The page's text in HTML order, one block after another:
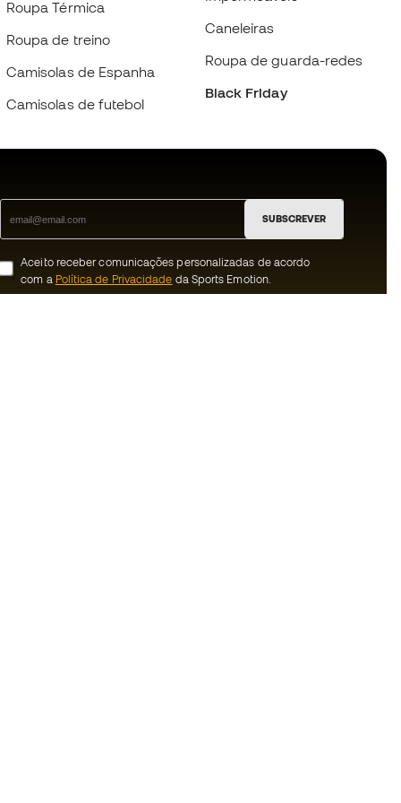
Roupa Térmica
Roupa de treino
Camisolas de Espanha
Camisolas de futebol
Caneleiras
Roupa de guarda-redes
Black Friday
SUBSCREVER
Aceito receber comunicações personalizadas de acordo
com a Política de Privacidade da Sports Emotion.